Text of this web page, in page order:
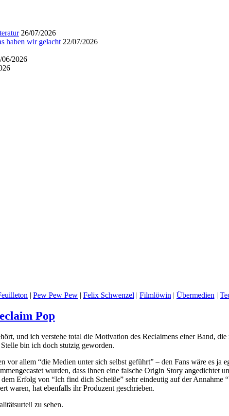
26/07/2026
haben wir gelacht 22/07/2026
06/2026
| Pew Pew Pew | Felix Schwenzel | Filmlöwin | Übermedien |
Pop
und ich verstehe total die Motivation des Reclaimens einer Band,
bin ich doch stutzig geworden.
allem “die Medien unter sich selbst geführt” – den Fans wäre es ja
wurden, dass ihnen eine falsche Origin Story
Erfolg von “Ich find dich Scheiße” sehr eindeutig auf der
waren, hat ebenfalls ihr Produzent geschrieben.
zu sehen.